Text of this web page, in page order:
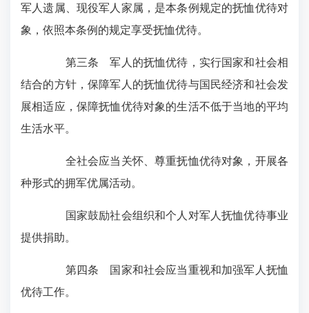
军人遗属、现役军人家属，是本条例规定的抚恤优待对
象，依照本条例的规定享受抚恤优待。
第三条 军人的抚恤优待，实行国家和社会相
结合的方针，保障军人的抚恤优待与国民经济和社会发
展相适应，保障抚恤优待对象的生活不低于当地的平均
生活水平。
全社会应当关怀、尊重抚恤优待对象，开展各
种形式的拥军优属活动。
国家鼓励社会组织和个人对军人抚恤优待事业
提供捐助。
第四条 国家和社会应当重视和加强军人抚恤
优待工作。